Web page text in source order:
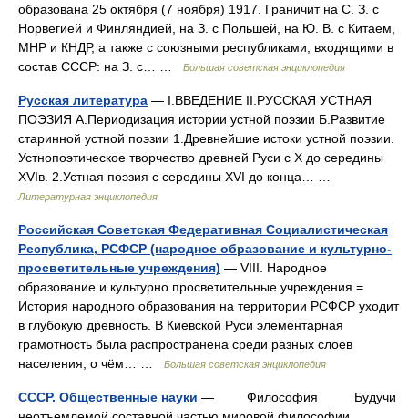
образована 25 октября (7 ноября) 1917. Граничит на С. З. с
Норвегией и Финляндией, на З. с Польшей, на Ю. В. с Китаем,
МНР и КНДР, а также с союзными республиками, входящими в
состав СССР: на З. с… …
Большая советская энциклопедия
Русская литература — I.ВВЕДЕНИЕ II.РУССКАЯ УСТНАЯ
ПОЭЗИЯ А.Периодизация истории устной поэзии Б.Развитие
старинной устной поэзии 1.Древнейшие истоки устной поэзии.
Устнопоэтическое творчество древней Руси с X до середины
XVIв. 2.Устная поэзия с середины XVI до конца… …
Литературная энциклопедия
Российская Советская Федеративная Социалистическая
Республика, РСФСР (народное образование и культурно-
просветительные учреждения) — VIII. Народное
образование и культурно просветительные учреждения =
История народного образования на территории РСФСР уходит
в глубокую древность. В Киевской Руси элементарная
грамотность была распространена среди разных слоев
населения, о чём… …
Большая советская энциклопедия
СССР. Общественные науки — Философия Будучи